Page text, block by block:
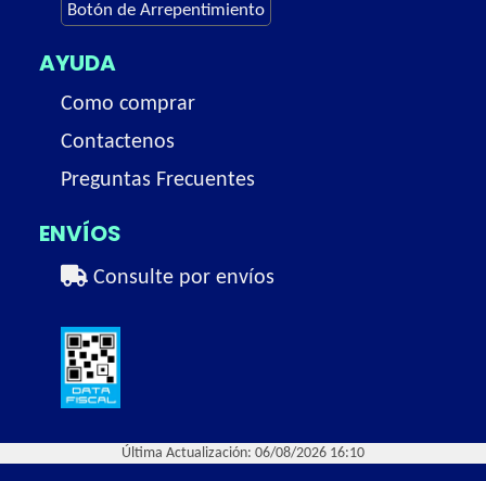
Botón de Arrepentimiento
AYUDA
Como comprar
Contactenos
Preguntas Frecuentes
ENVÍOS
Consulte por envíos
Última Actualización: 06/08/2026 16:10